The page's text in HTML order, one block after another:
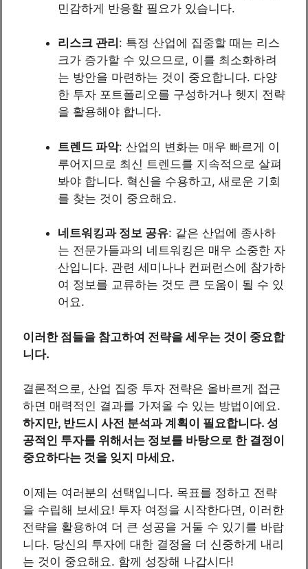
민감하게 반응할 필요가 있습니다.
리스크 관리 : 특정 산업에 집중할 때는 리스
크가 증가할 수 있으므로, 이를 최소화하려
는 방안을 마련하는 것이 중요합니다. 다양
한 투자 포트폴리오를 구성하거나 헷지 전략
을 활용해야 합니다.
트렌드 파악: 산업의 변화는 매우 빠르게 이
루어지므로 최신 트렌드를 지속적으로 살펴
봐야 합니다. 혁신을 수용하고, 새로운 기회
를 찾는 것이 중요해요.
네트워킹과 정보 공유: 같은 산업에 종사하
는 전문가들과의 네트워킹은 매우 소중한 자
산입니다. 관련 세미나나 컨퍼런스에 참가하
여 정보를 교류하는 것도 큰 도움이 될 수 있
어요.
이러한 점들을 참고하여 전략을 세우는 것이 중요합
니다.
결론적으로, 산업 집중 투자 전략은 올바르게 접근
하면 매력적인 결과를 가져올 수 있는 방법이에요.
하지만, 반드시 사전 분석과 계획이 필요합니다. 성
공적인 투자를 위해서는 정보를 바탕으로 한 결정이
중요하다는 것을 잊지 마세요.
이제는 여러분의 선택입니다. 목표를 정하고 전략
을 수립해 보세요! 투자 여정을 시작한다면, 이러한
전략을 활용하여 더 큰 성공을 거둘 수 있기를 바랍
니다. 당신의 투자에 대한 결정을 더 신중하게 내리
는 것이 중요해요. 함께 성장해 나갑시다!